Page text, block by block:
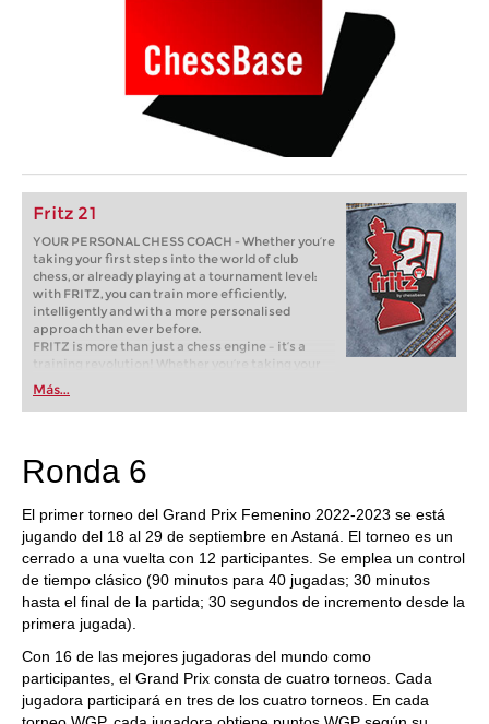
Fritz 21
YOUR PERSONAL CHESS COACH - Whether you’re
taking your first steps into the world of club
chess, or already playing at a tournament level:
with FRITZ, you can train more efficiently,
intelligently and with a more personalised
approach than ever before.
FRITZ is more than just a chess engine – it’s a
training revolution! Whether you’re taking your
first steps into the world of club chess, or already
playing at a tournament level: with FRITZ, you can
train more efficiently, intelligently and with a
Más...
Ronda 6
El primer torneo del Grand Prix Femenino 2022-2023 se está
jugando del 18 al 29 de septiembre en Astaná. El torneo es un
cerrado a una vuelta con 12 participantes. Se emplea un control
de tiempo clásico (90 minutos para 40 jugadas; 30 minutos
hasta el final de la partida; 30 segundos de incremento desde la
primera jugada).
Con 16 de las mejores jugadoras del mundo como
participantes, el Grand Prix consta de cuatro torneos. Cada
jugadora participará en tres de los cuatro torneos. En cada